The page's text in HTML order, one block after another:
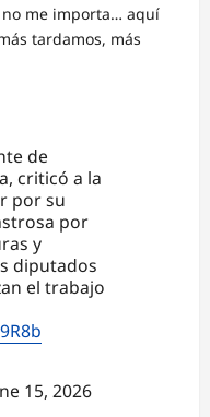
no me importa… aquí
tardamos, más
de
criticó a la
por su
por
y
diputados
el trabajo
15, 2026